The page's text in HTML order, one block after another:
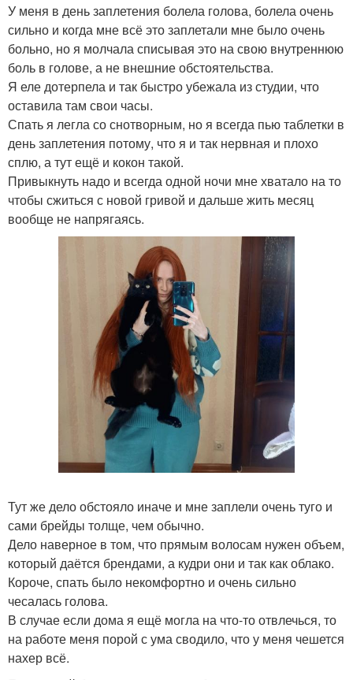
У меня в день заплетения болела голова, болела очень
сильно и когда мне всё это заплетали мне было очень
больно, но я молчала списывая это на свою внутреннюю
боль в голове, а не внешние обстоятельства.
Я еле дотерпела и так быстро убежала из студии, что
оставила там свои часы.
Спать я легла со снотворным, но я всегда пью таблетки в
день заплетения потому, что я и так нервная и плохо
сплю, а тут ещё и кокон такой.
Привыкнуть надо и всегда одной ночи мне хватало на то
чтобы сжиться с новой гривой и дальше жить месяц
вообще не напрягаясь.
Тут же дело обстояло иначе и мне заплели очень туго и
сами брейды толще, чем обычно.
Дело наверное в том, что прямым волосам нужен объем,
который даётся брендами, а кудри они и так как облако.
Короче, спать было некомфортно и очень сильно
чесалась голова.
В случае если дома я ещё могла на что-то отвлечься, то
на работе меня порой с ума сводило, что у меня чешется
нахер всё.